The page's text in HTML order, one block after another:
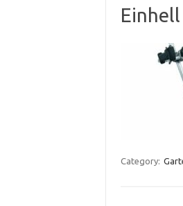
Einhell
Category: